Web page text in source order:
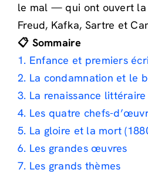
le mal — qui ont ouvert la
Freud, Kafka, Sartre et
📋 Sommaire
1. Enfance et premiers
2. La condamnation et le
3. La renaissance littéraire
4. Les quatre chefs-
5. La gloire et la mort
6. Les grandes œuvres
7. Les grands thèmes